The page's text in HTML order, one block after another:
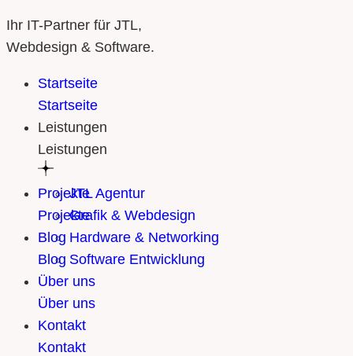
Ihr IT-Partner für JTL,
Webdesign & Software.
Startseite
Startseite
Leistungen
Leistungen
JTL Agentur
Grafik & Webdesign
Hardware & Networking
Software Entwicklung
Projekte
Projekte
Blog
Blog
Über uns
Über uns
Kontakt
Kontakt